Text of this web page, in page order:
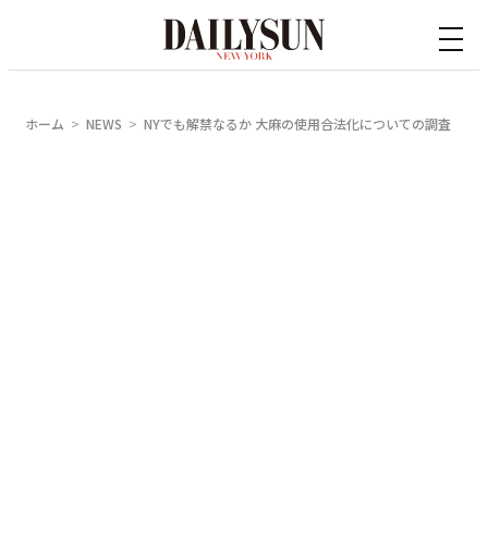
ホーム NEWS NYでも解禁なるか 大麻の使用合法化についての調査